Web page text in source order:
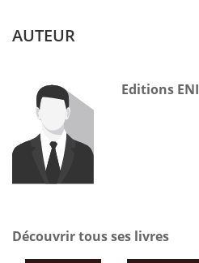
AUTEUR
Editions ENI
Découvrir tous ses livres